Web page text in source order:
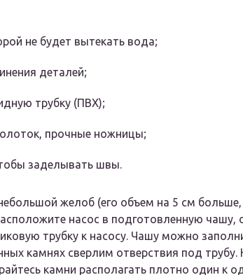
не будет вытекать вода;
деталей;
трубку (ПВХ);
прочные ножницы;
заделывать швы.
желоб (его объем на 5 см
насос в подготовленную чашу,
трубку к насосу. Чашу можно
камнях сверлим отверствия под
камни располагать плотно один к